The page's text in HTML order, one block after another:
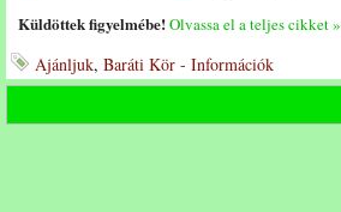
Küldöttek figyelmébe!Olvassa el a teljes cikket »
Ajánljuk, Baráti Kör - Információk